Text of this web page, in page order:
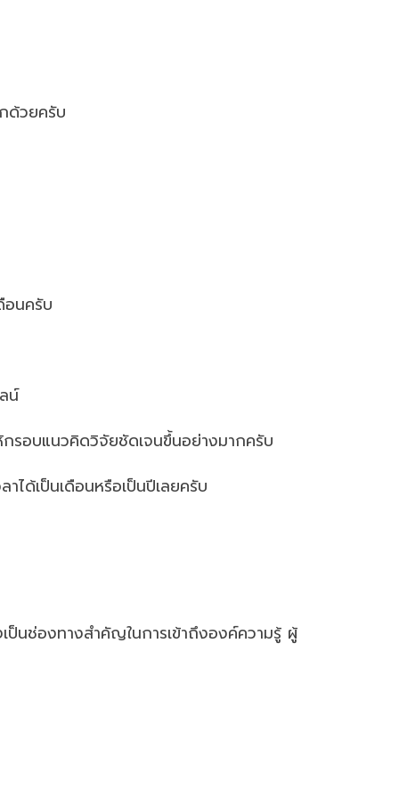
ด้วยครับ
อนครับ
น์
รอบแนวคิดวิจัยชัดเจนขึ้นอย่างมากครับ
ได้เป็นเดือนหรือเป็นปีเลยครับ
ป็นช่องทางสำคัญในการเข้าถึงองค์ความรู้ ผู้